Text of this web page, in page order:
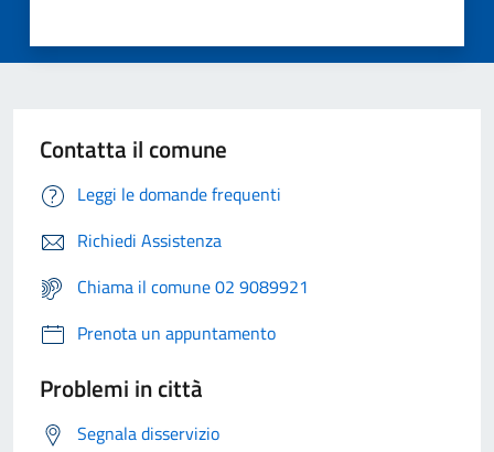
Contatta il comune
Leggi le domande frequenti
Richiedi Assistenza
Chiama il comune 02 9089921
Prenota un appuntamento
Problemi in città
Segnala disservizio